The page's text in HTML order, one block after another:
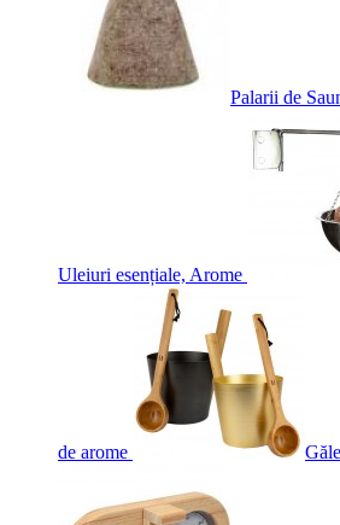
Palarii de
Uleiuri esențiale, Arome
de arome